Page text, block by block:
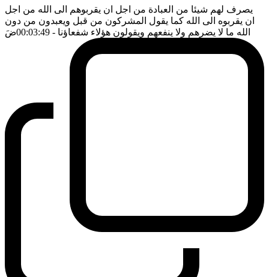
يصرف لهم شيئا من العبادة من اجل ان يقربوهم الى الله من اجل
ان يقربوه الى الله كما يقول المشركون من قبل ويعبدون من دون
الله ما لا يضرهم ولا ينفعهم ويقولون هؤلاء شفعاؤنا - 00:03:49 ضَ